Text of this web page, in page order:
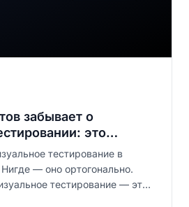
забывает о
это
уровеньтестирование в
— оно ортогонально.
тестирование — это